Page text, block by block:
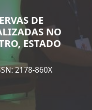
DE
NO
ESTADO
2178-860X